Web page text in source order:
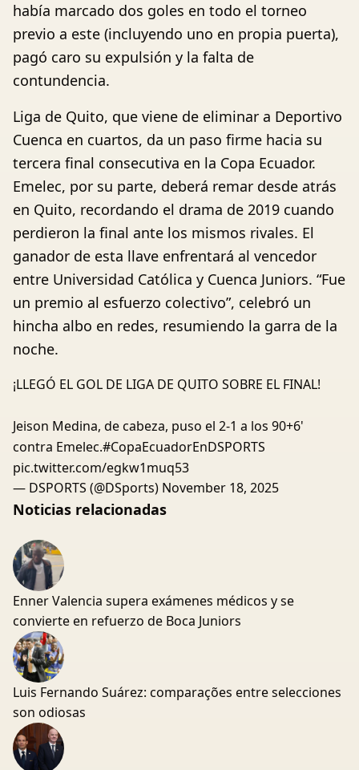
había marcado dos goles en todo el torneo
previo a este (incluyendo uno en propia puerta),
pagó caro su expulsión y la falta de
contundencia.
Liga de Quito, que viene de eliminar a Deportivo
Cuenca en cuartos, da un paso firme hacia su
tercera final consecutiva en la Copa Ecuador.
Emelec, por su parte, deberá remar desde atrás
en Quito, recordando el drama de 2019 cuando
perdieron la final ante los mismos rivales. El
ganador de esta llave enfrentará al vencedor
entre Universidad Católica y Cuenca Juniors. “Fue
un premio al esfuerzo colectivo”, celebró un
hincha albo en redes, resumiendo la garra de la
noche.
¡LLEGÓ EL GOL DE LIGA DE QUITO SOBRE EL FINAL!
Jeison Medina, de cabeza, puso el 2-1 a los 90+6'
contra Emelec.#CopaEcuadorEnDSPORTS
pic.twitter.com/egkw1muq53
— DSPORTS (@DSports) November 18, 2025
Noticias relacionadas
Enner Valencia supera exámenes médicos y se
convierte en refuerzo de Boca Juniors
Luis Fernando Suárez: comparações entre selecciones
son odiosas